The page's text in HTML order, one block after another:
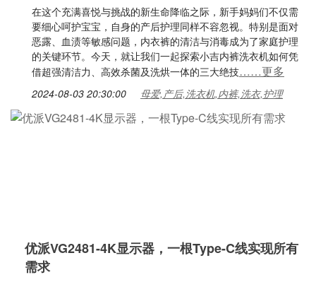
在这个充满喜悦与挑战的新生命降临之际，新手妈妈们不仅需
要细心呵护宝宝，自身的产后护理同样不容忽视。特别是面对
恶露、血渍等敏感问题，内衣裤的清洁与消毒成为了家庭护理
的关键环节。今天，就让我们一起探索小吉内裤洗衣机如何凭
借超强清洁力、高效杀菌及洗烘一体的三大绝技……更多
2024-08-03 20:30:00 母爱,产后,洗衣机,内裤,洗衣,护理
优派VG2481-4K显示器，一根Type-C线实现所有
需求